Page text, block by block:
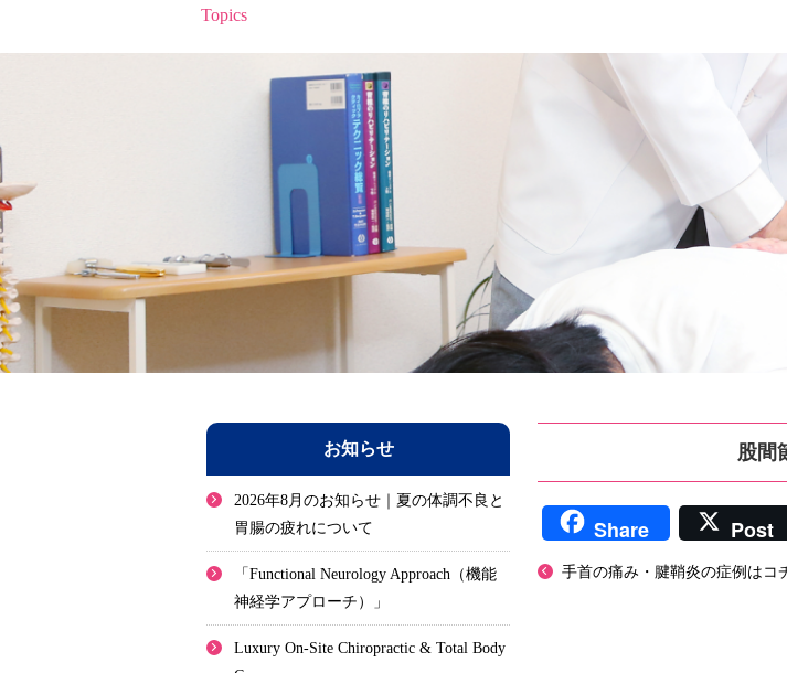
Topics
股間
Share Post
手首の痛み・腱鞘炎の症例はコ
お知らせ
2026年8月のお知らせ｜夏の体調不良と
胃腸の疲れについて
「Functional Neurology Approach（機能
神経学アプローチ）」
Luxury On-Site Chiropractic & Total Body